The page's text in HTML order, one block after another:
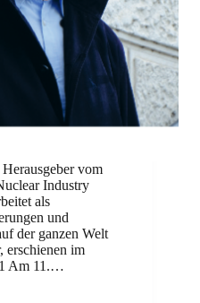
vom
Industry
als
und
der ganzen Welt
erschienen im
Am 11.…